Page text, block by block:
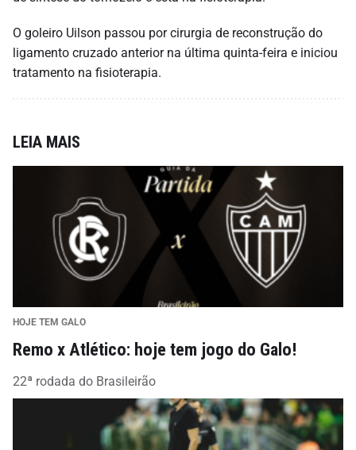
O goleiro Uilson passou por cirurgia de reconstrução do
ligamento cruzado anterior na última quinta-feira e iniciou
tratamento na fisioterapia.
LEIA MAIS
HOJE TEM GALO
Remo x Atlético: hoje tem jogo do Galo!
22ª rodada do Brasileirão